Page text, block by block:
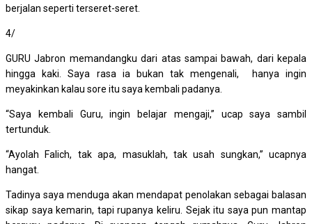
berjalan seperti terseret-seret.
4/
GURU Jabron memandangku dari atas sampai bawah, dari kepala
hingga kaki. Saya rasa ia bukan tak mengenali, hanya ingin
meyakinkan kalau sore itu saya kembali padanya.
“Saya kembali Guru, ingin belajar mengaji,” ucap saya sambil
tertunduk.
“Ayolah Falich, tak apa, masuklah, tak usah sungkan,” ucapnya
hangat.
Tadinya saya menduga akan mendapat penolakan sebagai balasan
sikap saya kemarin, tapi rupanya keliru. Sejak itu saya pun mantap